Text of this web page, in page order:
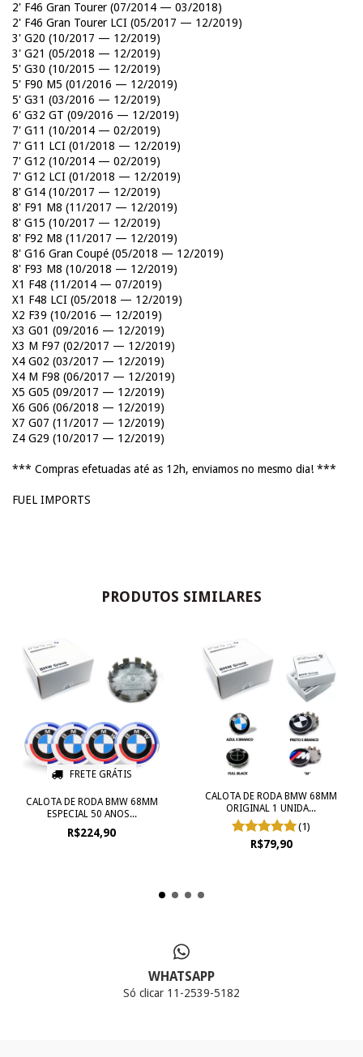
2' F46 Gran Tourer (07/2014 — 03/2018)
2' F46 Gran Tourer LCI (05/2017 — 12/2019)
3' G20 (10/2017 — 12/2019)
3' G21 (05/2018 — 12/2019)
5' G30 (10/2015 — 12/2019)
5' F90 M5 (01/2016 — 12/2019)
5' G31 (03/2016 — 12/2019)
6' G32 GT (09/2016 — 12/2019)
7' G11 (10/2014 — 02/2019)
7' G11 LCI (01/2018 — 12/2019)
7' G12 (10/2014 — 02/2019)
7' G12 LCI (01/2018 — 12/2019)
8' G14 (10/2017 — 12/2019)
8' F91 M8 (11/2017 — 12/2019)
8' G15 (10/2017 — 12/2019)
8' F92 M8 (11/2017 — 12/2019)
8' G16 Gran Coupé (05/2018 — 12/2019)
8' F93 M8 (10/2018 — 12/2019)
X1 F48 (11/2014 — 07/2019)
X1 F48 LCI (05/2018 — 12/2019)
X2 F39 (10/2016 — 12/2019)
X3 G01 (09/2016 — 12/2019)
X3 M F97 (02/2017 — 12/2019)
X4 G02 (03/2017 — 12/2019)
X4 M F98 (06/2017 — 12/2019)
X5 G05 (09/2017 — 12/2019)
X6 G06 (06/2018 — 12/2019)
X7 G07 (11/2017 — 12/2019)
Z4 G29 (10/2017 — 12/2019)
*** Compras efetuadas até as 12h, enviamos no mesmo dia! ***
FUEL IMPORTS
PRODUTOS SIMILARES
FRETE GRÁTIS
CALOTA DE RODA BMW 68MM
ESPECIAL 50 ANOS...
R$224,90
CALOTA DE RODA BMW 68MM
ORIGINAL 1 UNIDA...
(1)
R$79,90
WHATSAPP
Só clicar 11-2539-5182